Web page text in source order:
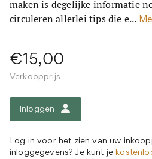
maken is degelijke informatie
circuleren allerlei tips die e...
€15,00
Verkoopprijs
Inloggen
Log in voor het zien van uw
inloggegevens? Je kunt je